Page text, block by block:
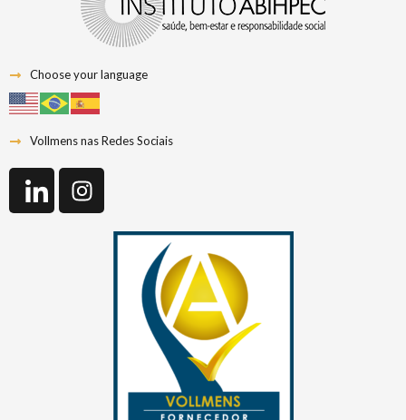
Choose your language
Vollmens nas Redes Sociais